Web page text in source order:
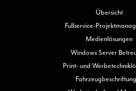
Übersicht
Fullservice-
Medienlösungen
Windows Server
Print- und